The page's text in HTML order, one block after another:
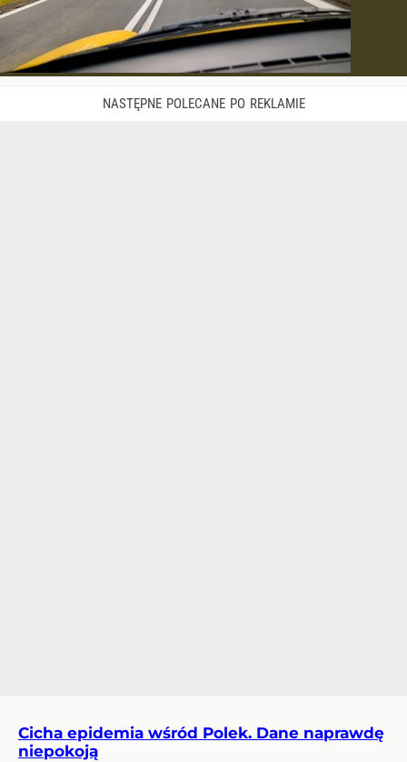
Cicha epidemia wśród Polek. Dane naprawdę
niepokoją